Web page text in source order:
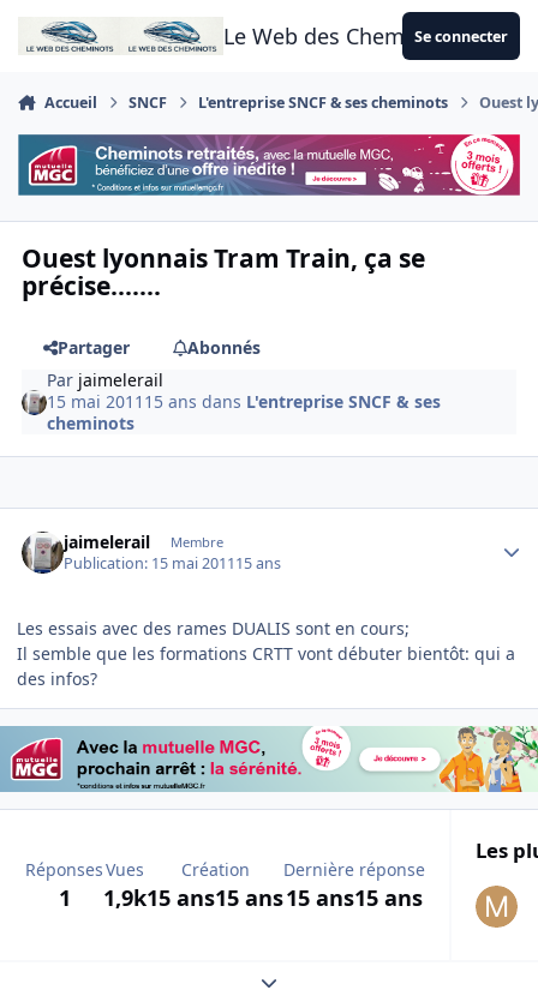
Aller au contenu
Le Web des CheminotsSe connecter
Accueil SNCF L'entreprise SNCF & ses cheminots Ouest
Ouest lyonnais Tram Train, ça se
précise.......
Partager
Abonnés
Par jaimelerail
15 mai 2011 15 ans dans L'entreprise SNCF & ses
cheminots
jaimelerail Membre
Publication: 15 mai 201115 ans
Les essais avec des rames DUALIS sont en cours;
Il semble que les formations CRTT vont débuter bientôt: qui a
des infos?
Réponses
1
Vues
1,9k
Création
15 ans15 ans
Dernière réponse
15 ans15 ans
Les
Expand topic overview